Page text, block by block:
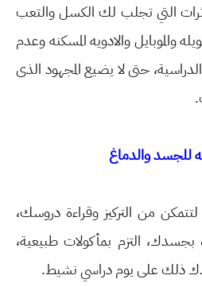
التي تجلب لك الكسل والتعب
والموبايل والادويه المسكنه وعدم
حتى لا يضيع المجهود الذى
لتتمكن من التركيز وقراءة دروسك،
بجسدك، التزم بمأكولات طبيعية،
ذلك على يوم دراسي نشيط.